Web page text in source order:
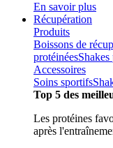
En savoir plus
Récupération
Produits
Boissons de
protéinéesShakes
Accessoires
Soins sportifs
Top 5 des
Les protéines
après